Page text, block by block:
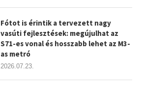
Fótot is érintik a tervezett nagy
vasúti fejlesztések: megújulhat az
S71-es vonal és hosszabb lehet az M3-
as metró
2026.07.23.